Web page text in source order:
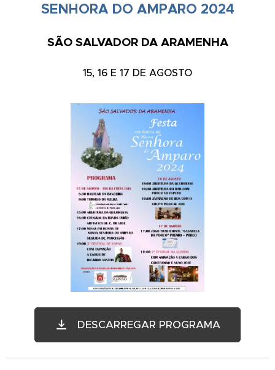
SENHORA DO AMPARO 2024
SÃO SALVADOR DA ARAMENHA
15, 16 E 17 DE AGOSTO
DESCARREGAR PROGRAMA